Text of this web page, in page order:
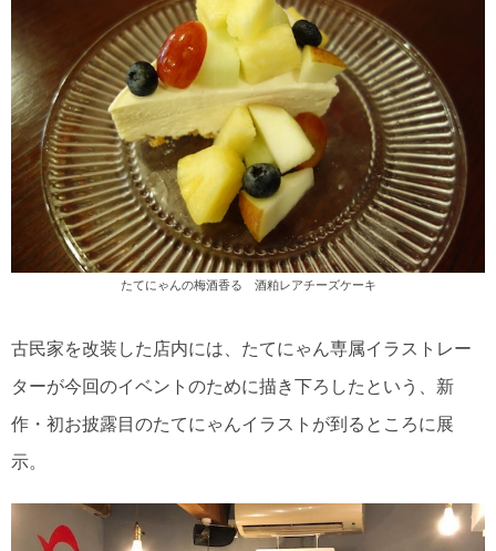
たてにゃんの梅酒香る 酒粕レアチーズケーキ
古民家を改装した店内には、たてにゃん専属イラストレー
ターが今回のイベントのために描き下ろしたという、新
作・初お披露目のたてにゃんイラストが到るところに展
示。